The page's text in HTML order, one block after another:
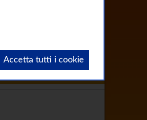
Accetta tutti i cookie